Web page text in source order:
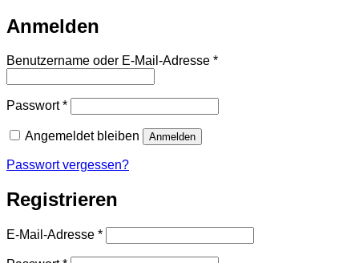
Anmelden
Benutzername oder E-Mail-Adresse *Erforderlich
Passwort*Erforderlich
Angemeldet bleiben Anmelden
Passwort vergessen?
Registrieren
E-Mail-Adresse *Erforderlich